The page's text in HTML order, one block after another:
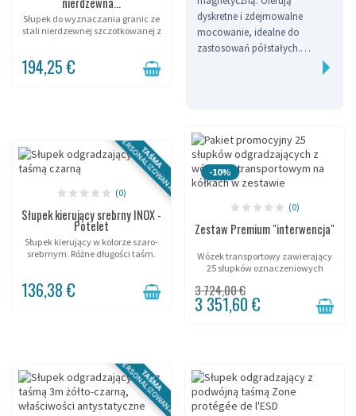
Słupek do wyznaczania granic ze
stali nierdzewnej szczotkowanej z
taśmą 3m, 3,7m lub 5m.
194,25 €
dyskretne i zdejmowalne
mocowanie, idealne do
zastosowań półstałych.
TAŚMA
PERSONALIZOWANA
(0)
Słupek kierujący srebrny INOX -
Potelet
Słupek kierujący w kolorze szaro-
srebrnym. Różne długości taśm.
136,38 €
-10%
(0)
Zestaw Premium "interwencja"
Wózek transportowy zawierający
25 słupków oznaczeniowych
3 724,00 €
3 351,60 €
TAŚMA
PERSONALIZOWANA